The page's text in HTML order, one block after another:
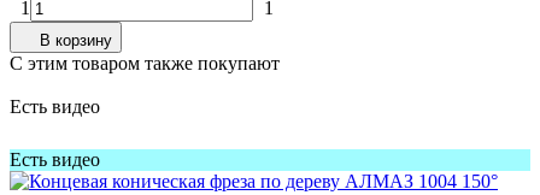
1
1
В корзину
C этим товаром также покупают
Есть видео
Есть видео